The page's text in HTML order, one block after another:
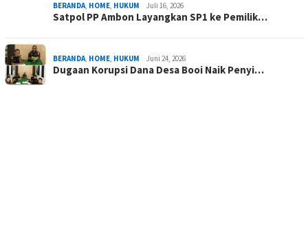
BERANDA, HOME, HUKUM Juli 16, 2026
Satpol PP Ambon Layangkan SP1 ke Pemilik…
BERANDA, HOME, HUKUM Juni 24, 2026
Dugaan Korupsi Dana Desa Booi Naik Penyi…